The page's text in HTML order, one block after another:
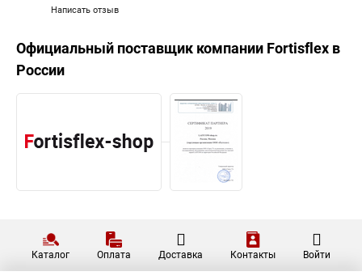
Написать отзыв
Официальный поставщик компании Fortisflex в
России
Каталог Оплата Доставка Контакты Войти